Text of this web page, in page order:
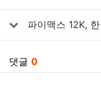
파이맥스 12K,
댓글 0